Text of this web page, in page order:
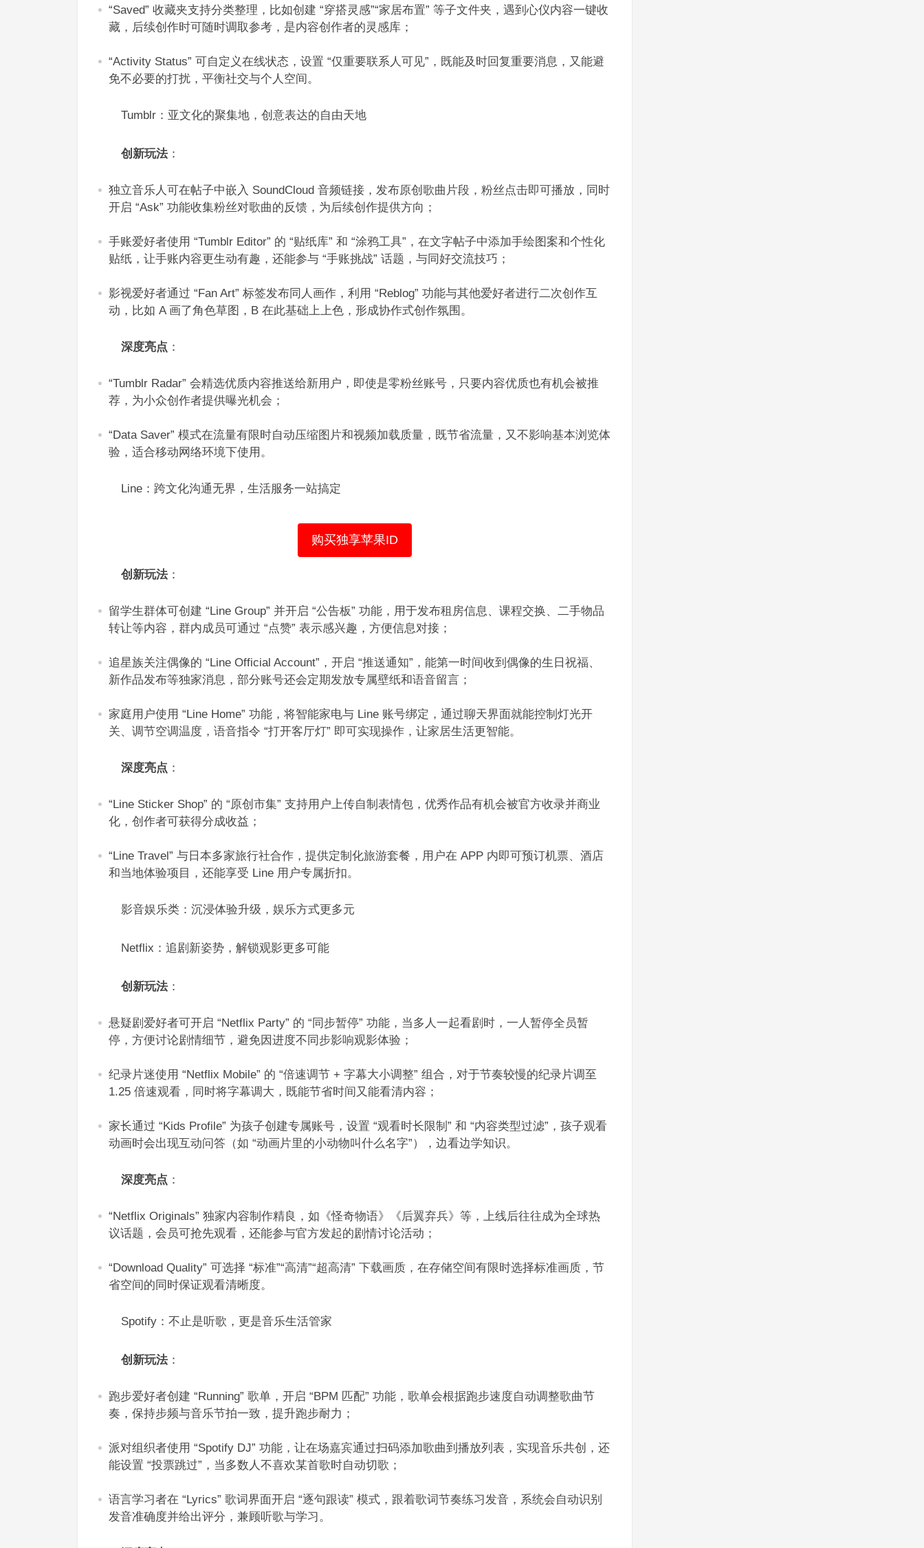
“Saved” 收藏夹支持分类整理，比如创建 “穿搭灵感”“家居布置” 等子文件夹，遇到心仪内容一键收
藏，后续创作时可随时调取参考，是内容创作者的灵感库；​
“Activity Status” 可自定义在线状态，设置 “仅重要联系人可见”，既能及时回复重要消息，又能避
免不必要的打扰，平衡社交与个人空间。​
Tumblr：亚文化的聚集地，创意表达的自由天地​
创新玩法 ：​
独立音乐人可在帖子中嵌入 SoundCloud 音频链接，发布原创歌曲片段，粉丝点击即可播放，同时
开启 “Ask” 功能收集粉丝对歌曲的反馈，为后续创作提供方向；​
手账爱好者使用 “Tumblr Editor” 的 “贴纸库” 和 “涂鸦工具”，在文字帖子中添加手绘图案和个性化
贴纸，让手账内容更生动有趣，还能参与 “手账挑战” 话题，与同好交流技巧；​
影视爱好者通过 “Fan Art” 标签发布同人画作，利用 “Reblog” 功能与其他爱好者进行二次创作互
动，比如 A 画了角色草图，B 在此基础上上色，形成协作式创作氛围。​
深度亮点 ：​
“Tumblr Radar” 会精选优质内容推送给新用户，即使是零粉丝账号，只要内容优质也有机会被推
荐，为小众创作者提供曝光机会；​
“Data Saver” 模式在流量有限时自动压缩图片和视频加载质量，既节省流量，又不影响基本浏览体
验，适合移动网络环境下使用。​
Line：跨文化沟通无界，生活服务一站搞定​
购买独享苹果ID
创新玩法 ：​
留学生群体可创建 “Line Group” 并开启 “公告板” 功能，用于发布租房信息、课程交换、二手物品
转让等内容，群内成员可通过 “点赞” 表示感兴趣，方便信息对接；​
追星族关注偶像的 “Line Official Account”，开启 “推送通知”，能第一时间收到偶像的生日祝福、
新作品发布等独家消息，部分账号还会定期发放专属壁纸和语音留言；​
家庭用户使用 “Line Home” 功能，将智能家电与 Line 账号绑定，通过聊天界面就能控制灯光开
关、调节空调温度，语音指令 “打开客厅灯” 即可实现操作，让家居生活更智能。​
深度亮点 ：​
“Line Sticker Shop” 的 “原创市集” 支持用户上传自制表情包，优秀作品有机会被官方收录并商业
化，创作者可获得分成收益；​
“Line Travel” 与日本多家旅行社合作，提供定制化旅游套餐，用户在 APP 内即可预订机票、酒店
和当地体验项目，还能享受 Line 用户专属折扣。​
影音娱乐类：沉浸体验升级，娱乐方式更多元​
Netflix：追剧新姿势，解锁观影更多可能​
创新玩法 ：​
悬疑剧爱好者可开启 “Netflix Party” 的 “同步暂停” 功能，当多人一起看剧时，一人暂停全员暂
停，方便讨论剧情细节，避免因进度不同步影响观影体验；​
纪录片迷使用 “Netflix Mobile” 的 “倍速调节 + 字幕大小调整” 组合，对于节奏较慢的纪录片调至
1.25 倍速观看，同时将字幕调大，既能节省时间又能看清内容；​
家长通过 “Kids Profile” 为孩子创建专属账号，设置 “观看时长限制” 和 “内容类型过滤”，孩子观看
动画时会出现互动问答（如 “动画片里的小动物叫什么名字”），边看边学知识。​
深度亮点 ：​
“Netflix Originals” 独家内容制作精良，如《怪奇物语》《后翼弃兵》等，上线后往往成为全球热
议话题，会员可抢先观看，还能参与官方发起的剧情讨论活动；​
“Download Quality” 可选择 “标准”“高清”“超高清” 下载画质，在存储空间有限时选择标准画质，节
省空间的同时保证观看清晰度。​
Spotify：不止是听歌，更是音乐生活管家​
创新玩法 ：​
跑步爱好者创建 “Running” 歌单，开启 “BPM 匹配” 功能，歌单会根据跑步速度自动调整歌曲节
奏，保持步频与音乐节拍一致，提升跑步耐力；​
派对组织者使用 “Spotify DJ” 功能，让在场嘉宾通过扫码添加歌曲到播放列表，实现音乐共创，还
能设置 “投票跳过”，当多数人不喜欢某首歌时自动切歌；​
语言学习者在 “Lyrics” 歌词界面开启 “逐句跟读” 模式，跟着歌词节奏练习发音，系统会自动识别
发音准确度并给出评分，兼顾听歌与学习。​